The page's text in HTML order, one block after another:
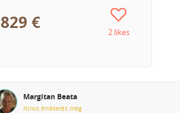
829 € 2 likes
Margitan Beata
Nincs értékelés még